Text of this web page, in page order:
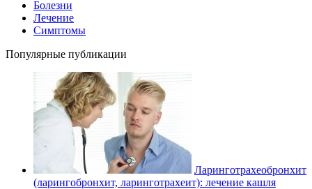
Болезни
Лечение
Симптомы
Популярные публикации
Ларинготрахеобронхит
(ларингобронхит, ларинготрахеит): лечение кашля